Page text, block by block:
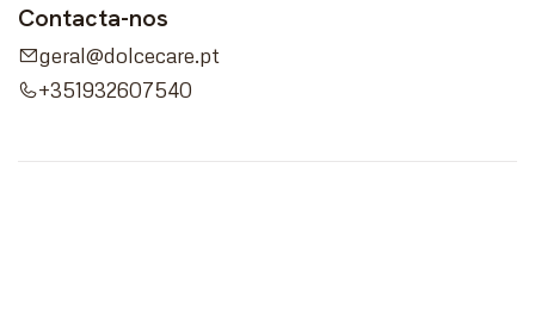
Contacta-nos
geral@dolcecare.pt
+351932607540